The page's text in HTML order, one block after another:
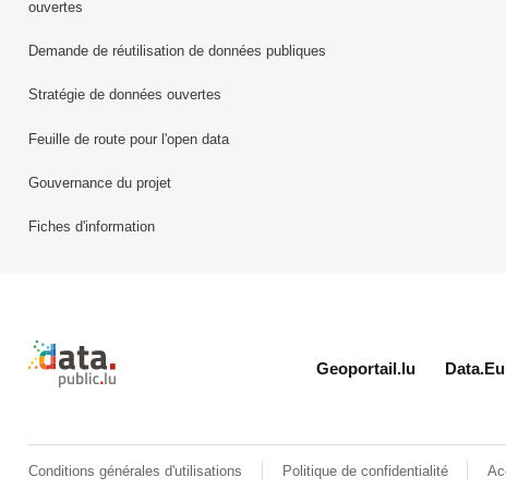
ouvertes
Demande de réutilisation de données publiques
Stratégie de données ouvertes
Feuille de route pour l'open data
Gouvernance du projet
Fiches d'information
Retour à l'accueil de data.public.lu
Geoportail.lu
Conditions générales d'utilisations Politique de confidentialité